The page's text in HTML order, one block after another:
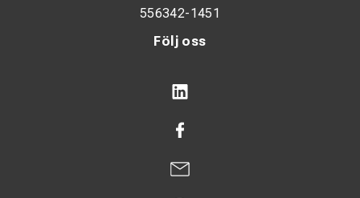
Följ oss
556342-1451